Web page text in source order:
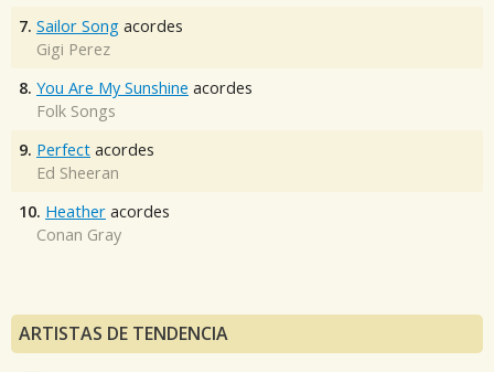
7. Sailor Song acordes
Gigi Perez
8. You Are My Sunshine acordes
Folk Songs
9. Perfect acordes
Ed Sheeran
10. Heather acordes
Conan Gray
ARTISTAS DE TENDENCIA